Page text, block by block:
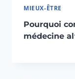
MIEUX-ÊTRE
Pourquoi
médecine